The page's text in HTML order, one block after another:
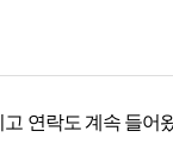
연락도 계속 들어